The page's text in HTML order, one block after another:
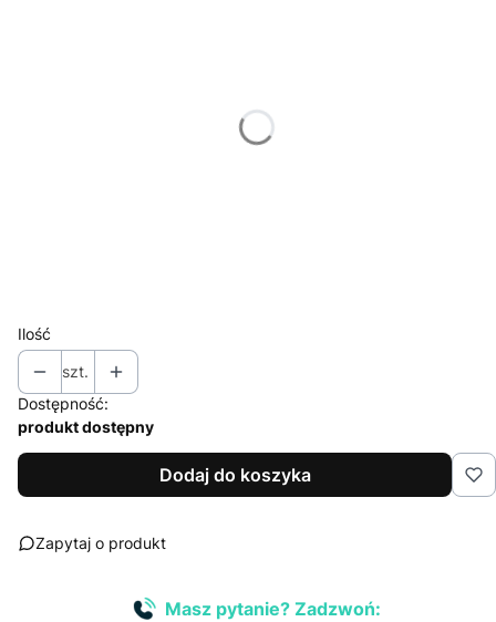
Ilość
szt.
Dostępność:
produkt dostępny
Dodaj do koszyka
Zapytaj o produkt
Masz pytanie? Zadzwoń: